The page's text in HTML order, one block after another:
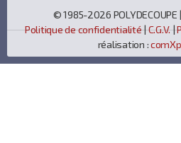
© 1985-2026 POLYDECOUPE |
Politique de confidentialité|C.G.V.|
réalisation :